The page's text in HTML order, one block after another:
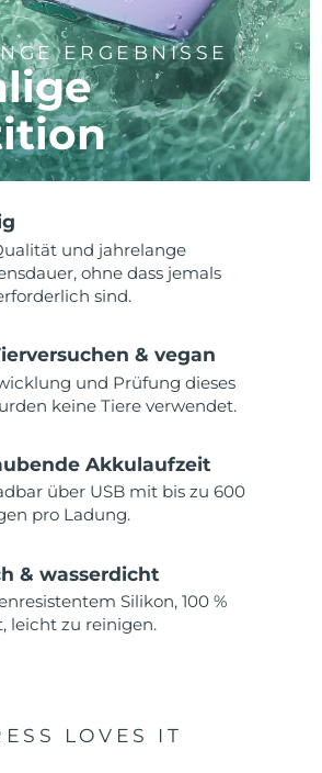
ERGEBNISSE
und jahrelange
ohne dass jemals
sind.
& vegan
und Prüfung dieses
keine Tiere verwendet.
Akkulaufzeit
über USB mit bis zu 600
pro Ladung.
& wasserdicht
Silikon, 100 %
leicht zu reinigen.
LOVES IT